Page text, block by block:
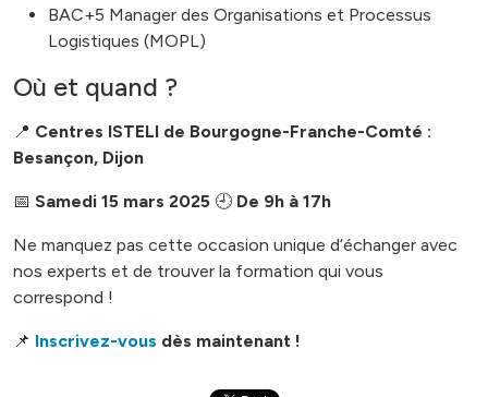
BAC+5 Manager des Organisations et Processus
Logistiques (MOPL)
Où et quand ?
📍 Centres ISTELI de Bourgogne-Franche-Comté :
Besançon, Dijon
📅 Samedi 15 mars 2025 🕘 De 9h à 17h
Ne manquez pas cette occasion unique d’échanger avec
nos experts et de trouver la formation qui vous
correspond !
📌 Inscrivez-vous dès maintenant !